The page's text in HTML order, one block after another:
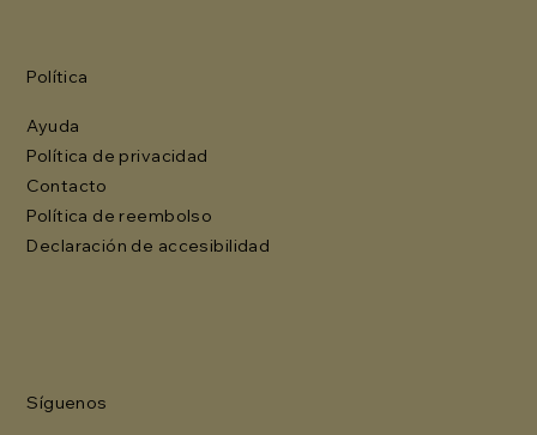
Política
Ayuda
Política de privacidad
Contacto
Política de reembolso
Declaración de accesibilidad
Síguenos